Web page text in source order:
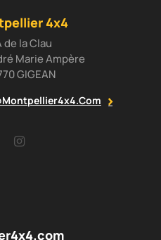
4x4
de la Clau
Marie Ampère
GIGEAN
Facebook